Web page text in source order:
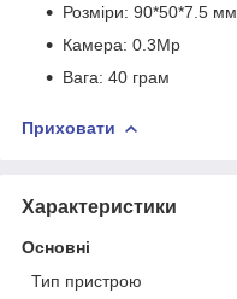
Розміри: 90*50*7.5 мм.
Камера: 0.3Mp
Вага: 40 грам
Приховати
Характеристики
Основні
Тип пристрою